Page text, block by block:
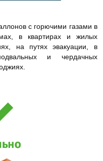
с горючими газами в
в квартирах и жилых
на путях эвакуации, в
и чердачных